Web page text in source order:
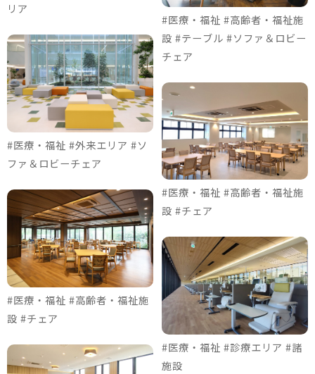
リア
#医療・福祉 #外来エリア #ソ
ファ＆ロビーチェア
#医療・福祉 #高齢者・福祉施
設 #チェア
#医療・福祉 #高齢者・福祉施
設 #テーブル #ソファ＆ロビー
チェア
#医療・福祉 #高齢者・福祉施
設 #チェア
#医療・福祉 #診療エリア #諸
施設